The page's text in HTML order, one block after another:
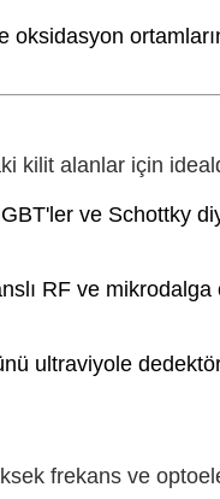
kilit alanlar için
ve Schottky
RF ve
ultraviyole
frekans ve